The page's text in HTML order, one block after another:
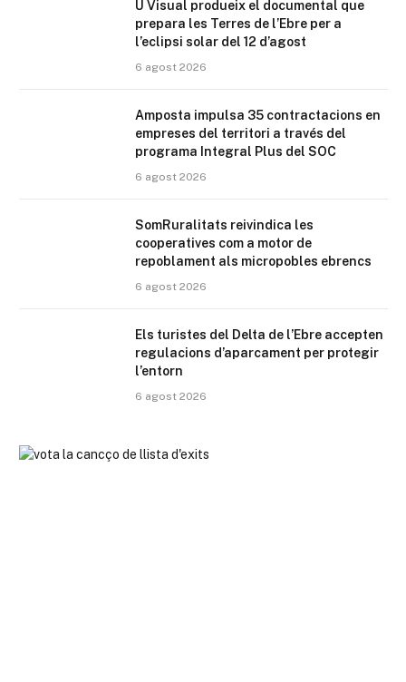
U Visual produeix el documental que
prepara les Terres de l’Ebre per a
l’eclipsi solar del 12 d’agost
6 agost 2026
Amposta impulsa 35 contractacions en
empreses del territori a través del
programa Integral Plus del SOC
6 agost 2026
SomRuralitats reivindica les
cooperatives com a motor de
repoblament als micropobles ebrencs
6 agost 2026
Els turistes del Delta de l’Ebre accepten
regulacions d’aparcament per protegir
l’entorn
6 agost 2026